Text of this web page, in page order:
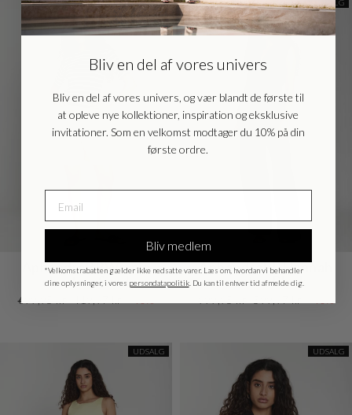
EU - EUEUR
Nederlands - NL
Deutschland - DEEUR
UDSALG
AphandraBBWinnia
shorts - .Sand
Normalpris
699,95 kr
UDSALG
AphandraBBHannah
pants - Black
UDSALG UDSALG
Bliv en del af vores univers
Bliv en del af vores univers, og vær blandt de første til
at opleve nye kollektioner, inspiration og eksklusive
invitationer. Som en velkomst modtager du 10% på din
første ordre.
Bliv medlem
*Velkomstrabatten gælder ikke nedsatte varer. Læs om, hvordan vi behandler
dine oplysninger, i vores persondatapolitik. Du kan til enhver tid afmelde dig.